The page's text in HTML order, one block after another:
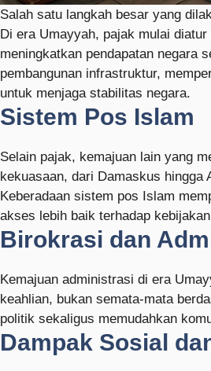
Salah satu langkah besar yang
Di era Umayyah, pajak mulai
meningkatkan pendapatan negara
pembangunan infrastruktur,
untuk menjaga stabilitas negara.
Sistem Pos Islam
Selain pajak, kemajuan lain yang
kekuasaan, dari Damaskus
Keberadaan sistem pos Islam
akses lebih baik terhadap
Birokrasi dan
Kemajuan administrasi di era
keahlian, bukan semata-mata
politik sekaligus memudahkan
Dampak Sosial